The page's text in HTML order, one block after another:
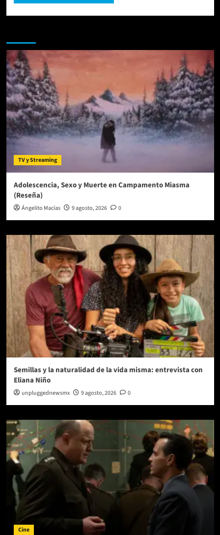
TV y Streaming
Adolescencia, Sexo y Muerte en Campamento Miasma
(Reseña)
Ángelito Macías 9 agosto, 2026 0
Semillas y la naturalidad de la vida misma: entrevista con
Eliana Niño
unpluggednewsmx 9 agosto, 2026 0
Cine